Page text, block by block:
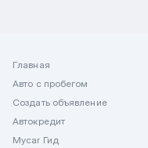
Главная
Авто с пробегом
Создать объявление
Автокредит
Mycar Гид